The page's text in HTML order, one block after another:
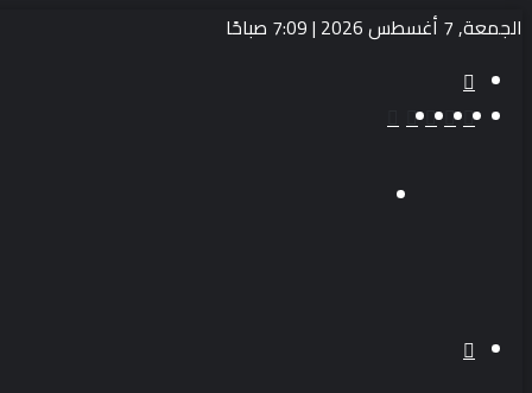
الجمعة, 7 أغسطس 2026 | 7:09 صباحًا
بحث
عن
‫TikTok
انستقرام
يوتيوب
تويترفيسبوك
بحث